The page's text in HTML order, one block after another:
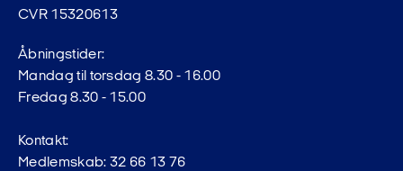
CVR 15320613
Åbningstider:
Mandag til torsdag 8.30 - 16.00
Fredag 8.30 - 15.00
Kontakt:
Medlemskab: 32 66 13 76